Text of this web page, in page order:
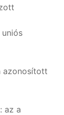
azonosított
az a